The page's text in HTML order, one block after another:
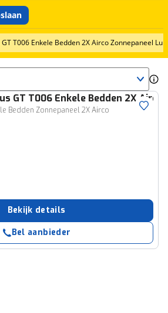
T006 Enkele Bedden 2X Airco Zonnepaneel
GT T006 Enkele Bedden 2X
Bedden Zonnepaneel 2X Airco
Bekijk details
Bel aanbieder